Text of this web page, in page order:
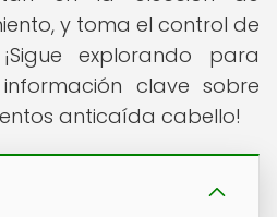
y toma el control de
explorando para
clave sobre
anticaída cabello!